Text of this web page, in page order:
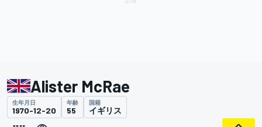
Alister McRae
生年月日
1970-12-20
年齢
55
国籍
イギリス